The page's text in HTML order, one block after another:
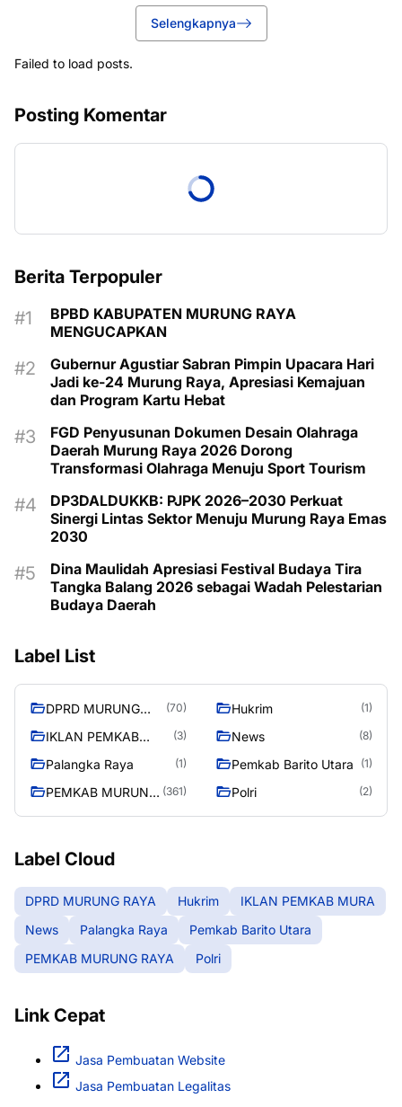
Selengkapnya
Failed to load posts.
Posting Komentar
Berita Terpopuler
BPBD KABUPATEN MURUNG RAYA
MENGUCAPKAN
Gubernur Agustiar Sabran Pimpin Upacara Hari
Jadi ke-24 Murung Raya, Apresiasi Kemajuan
dan Program Kartu Hebat
FGD Penyusunan Dokumen Desain Olahraga
Daerah Murung Raya 2026 Dorong
Transformasi Olahraga Menuju Sport Tourism
DP3DALDUKKB: PJPK 2026–2030 Perkuat
Sinergi Lintas Sektor Menuju Murung Raya Emas
2030
Dina Maulidah Apresiasi Festival Budaya Tira
Tangka Balang 2026 sebagai Wadah Pelestarian
Budaya Daerah
Label List
DPRD MURUNG
(70) Hukrim (1)
IKLAN PEMKAB
(3) News (8)
Palangka Raya (1) Pemkab Barito Utara (1)
PEMKAB MURUNG (361) Polri (2)
Label Cloud
DPRD MURUNG RAYA Hukrim
IKLAN PEMKAB MURA
News
Palangka Raya
Pemkab Barito Utara
PEMKAB MURUNG RAYA
Polri
Link Cepat
Jasa Pembuatan Website
Jasa Pembuatan Legalitas